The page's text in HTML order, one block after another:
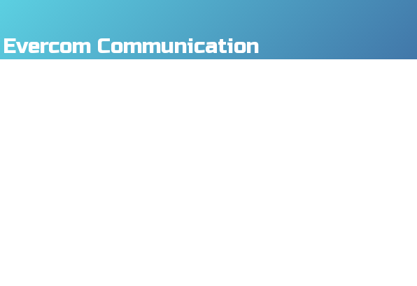
Evercom Communication